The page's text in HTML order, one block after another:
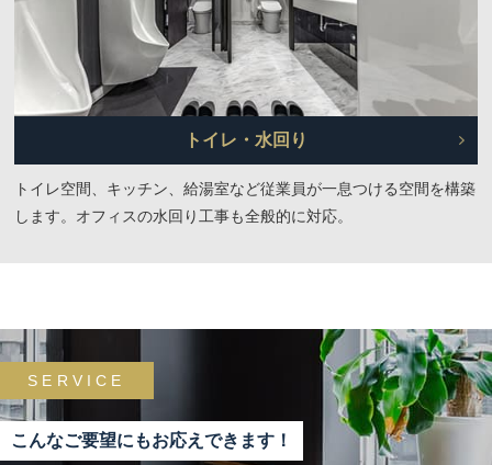
トイレ・水回り
トイレ空間、キッチン、給湯室など従業員が一息つける空間を構築
します。オフィスの水回り工事も全般的に対応。
SERVICE
こんなご要望にもお応えできます！